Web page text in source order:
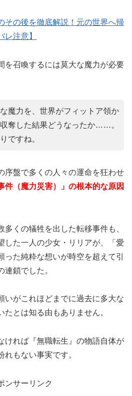
その後を徹底解説！元の世界へ帰
注意】
を召喚するには莫大な魔力が必要
魔力を、世界がフィットア領か
奪した結果どうなったか……。
ですね。
序盤で多くの人々の運命を狂わせ
件（魔力災害）」の根本的な原因
多くの犠牲を出した転移事件も、
した一人の少女・リリアが、「愛
た純粋な想いが時空を超えて引
連鎖でした。
いがこれほどまでに過去に多大な
とは知る由もありません。
ければ『無職転生』の物語自体が
もない事実です。
ンサーリンク